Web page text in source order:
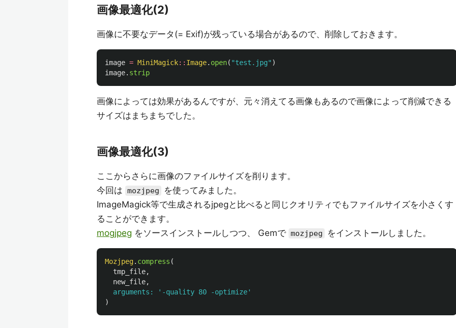
画像最適化(2)
画像に不要なデータ(= Exif)が残っている場合があるので、削除しておきます。
image = MiniMagick:: Image. open( "test.jpg" )
image. strip
画像によっては効果があるんですが、元々消えてる画像もあるので画像によって削減できる
サイズはまちまちでした。
画像最適化(3)
ここからさらに画像のファイルサイズを削ります。
今回は mozjpeg
を使ってみました。
ImageMagick等で生成されるjpegと比べると同じクオリティでもファイルサイズを小さくす
ることができます。
mogjpeg をソースインストールしつつ、 Gemで mozjpeg をインストールしました。
Mozjpeg. compress (
tmp_file,
new_file,
arguments:
'-quality 80 -optimize'
)